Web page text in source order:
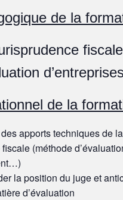
de la
de la
apports techniques de la
(méthode
la position du juge et
d’évaluation